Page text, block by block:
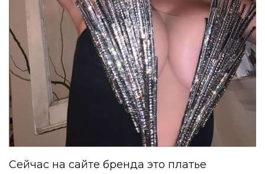
Сейчас на сайте бренда это платье